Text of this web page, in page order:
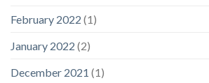
February 2022 (1)
January 2022 (2)
December 2021 (1)